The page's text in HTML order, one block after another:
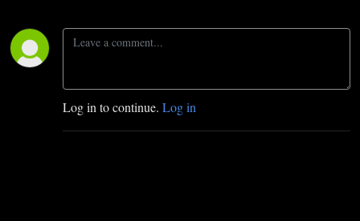
Log in to continue. Log in